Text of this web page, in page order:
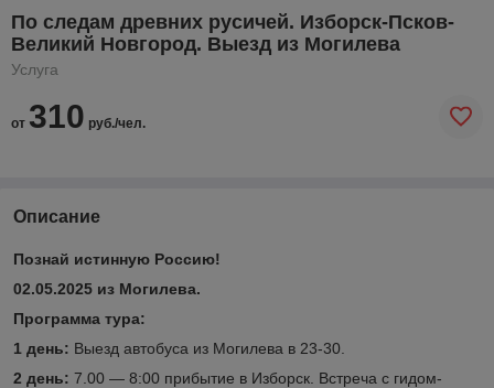
По следам древних русичей. Изборск-Псков-
Великий Новгород. Выезд из Могилева
Услуга
от 310 руб./чел.
Описание
Познай истинную Россию!
02.05.2025 из Могилева.
Программа тура:
1 день: Выезд автобуса из Могилева в 23-30.
2 день: 7.00 — 8:00 прибытие в Изборск. Встреча с гидом-